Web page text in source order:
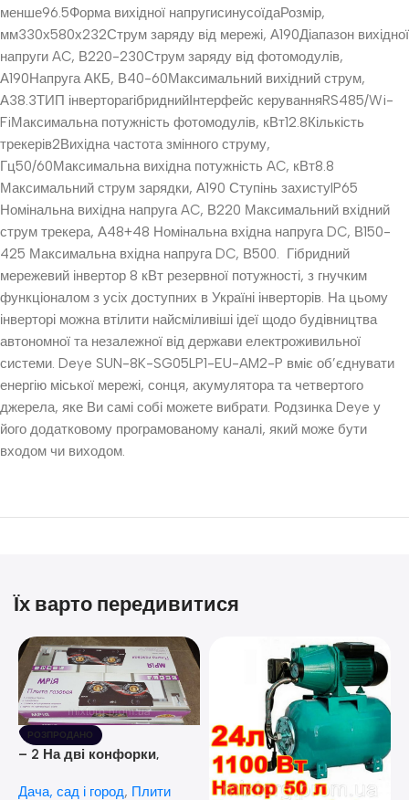
менше96.5Форма вихідної напругисинусоїдаРозмір,
мм330х580х232Струм заряду від мережі, А190Діапазон вихідної
напруги AC, В220-230Струм заряду від фотомодулів,
А190Напруга АКБ, В40-60Максимальний вихідний струм,
А38.3ТИП інверторагібриднийІнтерфейс керуванняRS485/Wi-
FiМаксимальна потужність фотомодулів, кВт12.8Кількість
трекерів2Вихідна частота змінного струму,
Гц50/60Максимальна вихідна потужність AC, кВт8.8
Максимальний струм зарядки, А190 Ступінь захистуIP65
Номінальна вихідна напруга AC, В220 Максимальний вхідний
струм трекера, А48+48 Номінальна вхідна напруга DC, В150-
425 Максимальна вхідна напруга DC, В500. Гібридний
мережевий інвертор 8 кВт резервної потужності, з гнучким
функціоналом з усіх доступних в Україні інверторів. На цьому
інверторі можна втілити найсміливіші ідеї щодо будівництва
автономної та незалежної від держави електроживильної
системи. Deye SUN-8K-SG05LP1-EU-AM2-P вміє об’єднувати
енергію міської мережі, сонця, акумулятора та четвертого
джерела, яке Ви самі собі можете вибрати. Родзинка Deye у
його додатковому програмованому каналі, який може бути
входом чи виходом.
Їх варто передивитися
РОЗПРОДАНО
– 2 На дві конфорки,
розпалюванням.
Дача, сад і город, Плити